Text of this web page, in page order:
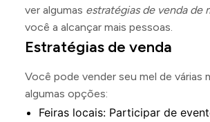
ver algumas estratégias de venda de
você a alcançar mais pessoas.
Estratégias de venda
Você pode vender seu mel de várias
algumas opções:
Feiras locais: Participar de